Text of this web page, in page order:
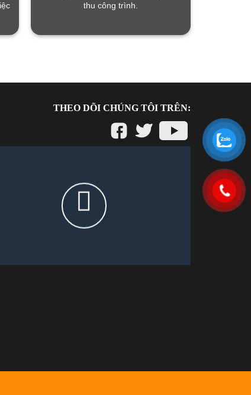
thu công trình.
THEO DÕI CHÚNG TÔI TRÊN: